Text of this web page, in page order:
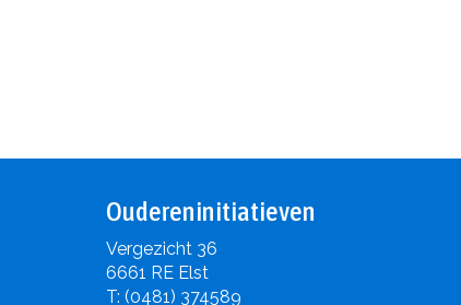
Oudereninitiatieven
Vergezicht 36
6661 RE Elst
T: (0481) 374589